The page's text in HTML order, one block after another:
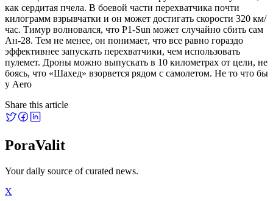
Share this article
PoraValit
Your daily source of curated news.
X